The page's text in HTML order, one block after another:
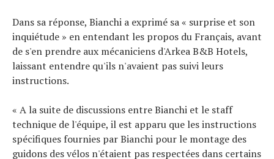
Dans sa réponse, Bianchi a exprimé sa « surprise et son
inquiétude » en entendant les propos du Français, avant
de s'en prendre aux mécaniciens d'Arkea B&B Hotels,
laissant entendre qu'ils n'avaient pas suivi leurs
instructions.
« A la suite de discussions entre Bianchi et le staff
technique de l'équipe, il est apparu que les instructions
spécifiques fournies par Bianchi pour le montage des
guidons des vélos n'étaient pas respectées dans certains